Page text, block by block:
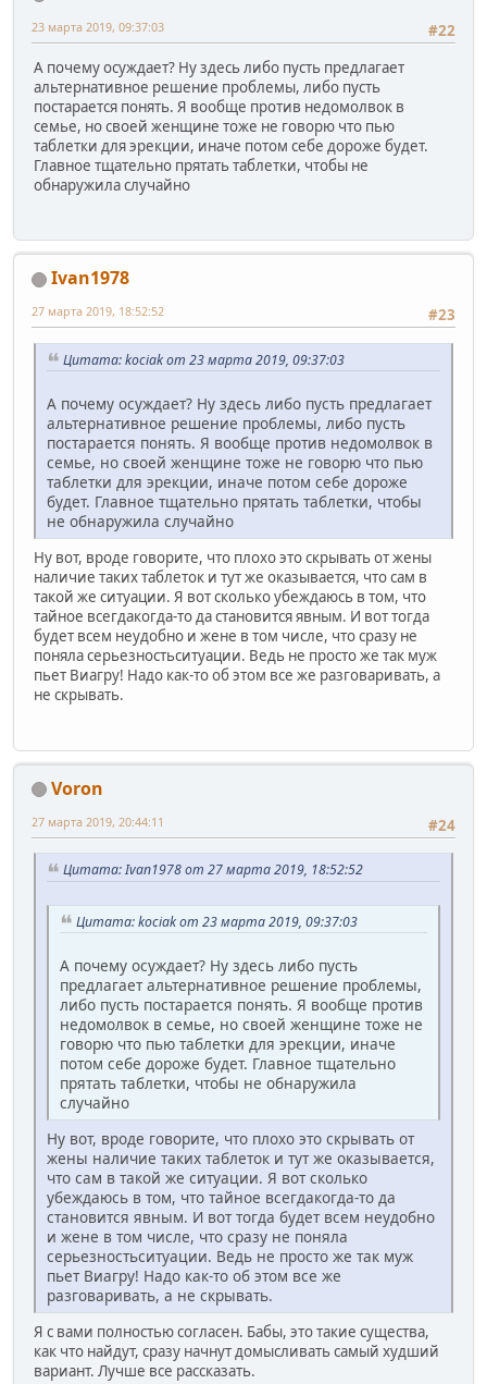
#22
23 марта 2019, 09:37:03
А почему осуждает? Ну здесь либо пусть предлагает
альтернативное решение проблемы, либо пусть
постарается понять. Я вообще против недомолвок в
семье, но своей женщине тоже не говорю что пью
таблетки для эрекции, иначе потом себе дороже будет.
Главное тщательно прятать таблетки, чтобы не
обнаружила случайно
Ivan1978
#23
27 марта 2019, 18:52:52
Цитата: kociak от 23 марта 2019, 09:37:03
А почему осуждает? Ну здесь либо пусть предлагает
альтернативное решение проблемы, либо пусть
постарается понять. Я вообще против недомолвок в
семье, но своей женщине тоже не говорю что пью
таблетки для эрекции, иначе потом себе дороже
будет. Главное тщательно прятать таблетки, чтобы
не обнаружила случайно
Ну вот, вроде говорите, что плохо это скрывать от жены
наличие таких таблеток и тут же оказывается, что сам в
такой же ситуации. Я вот сколько убеждаюсь в том, что
тайное всегдакогда-то да становится явным. И вот тогда
будет всем неудобно и жене в том числе, что сразу не
поняла серьезностьситуации. Ведь не просто же так муж
пьет Виагру! Надо как-то об этом все же разговаривать, а
не скрывать.
Voron
#24
27 марта 2019, 20:44:11
Цитата: Ivan1978 от 27 марта 2019, 18:52:52
Цитата: kociak от 23 марта 2019, 09:37:03
А почему осуждает? Ну здесь либо пусть
предлагает альтернативное решение проблемы,
либо пусть постарается понять. Я вообще против
недомолвок в семье, но своей женщине тоже не
говорю что пью таблетки для эрекции, иначе
потом себе дороже будет. Главное тщательно
прятать таблетки, чтобы не обнаружила
случайно
Ну вот, вроде говорите, что плохо это скрывать от
жены наличие таких таблеток и тут же оказывается,
что сам в такой же ситуации. Я вот сколько
убеждаюсь в том, что тайное всегдакогда-то да
становится явным. И вот тогда будет всем неудобно
и жене в том числе, что сразу не поняла
серьезностьситуации. Ведь не просто же так муж
пьет Виагру! Надо как-то об этом все же
разговаривать, а не скрывать.
Я с вами полностью согласен. Бабы, это такие существа,
как что найдут, сразу начнут домысливать самый худший
вариант. Лучше все рассказать.